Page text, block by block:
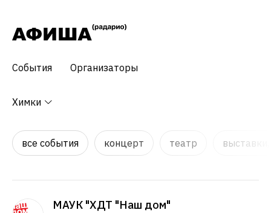
События Организаторы
Химки
все события концерт театр
МАУК "ХДТ "Наш дом"